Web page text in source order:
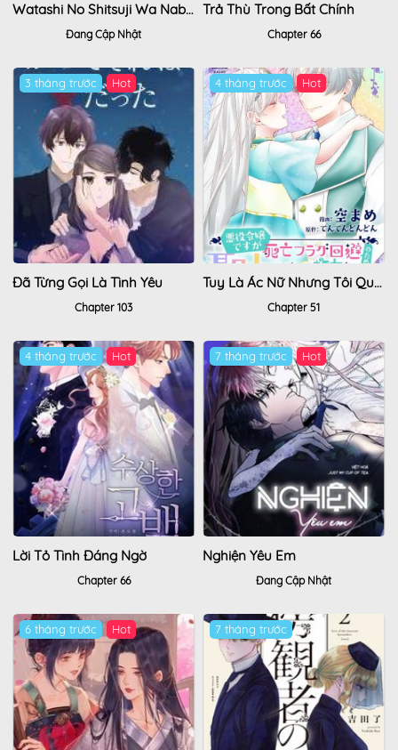
Watashi No Shitsuji Wa Nabiite Kurenai
Đang Cập Nhật
Trả Thù Trong Bất Chính
Chapter 66
3 tháng trước
Đã Từng Gọi Là Tình Yêu
Chapter 103
4 tháng trước
Tuy Là Ác Nữ Nhưng Tôi Quyết Thành Thánh Nữ Để Né Cờ Chết
Chapter 51
4 tháng trước
Lời Tỏ Tình Đáng Ngờ
Chapter 66
7 tháng trước
Nghiện Yêu Em
Đang Cập Nhật
6 tháng trước 7 tháng trước